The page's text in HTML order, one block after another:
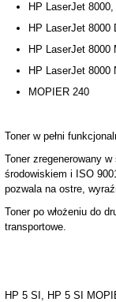
HP LaserJet 8000,
HP LaserJet 8000
HP LaserJet 8000
HP LaserJet 8000
MOPIER 240
Toner w pełni
Toner zregenerowany
środowiskiem i ISO
pozwala na ostre,
Toner po włożeniu do
transportowe.
HP 5 SI, HP 5 SI